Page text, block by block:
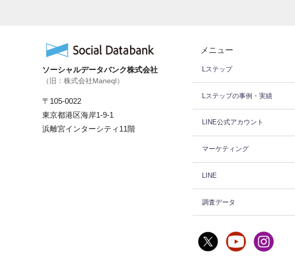
ソーシャルデータバンク株式会社
（旧：株式会社Maneql）
〒105-0022
東京都港区海岸1-9-1
浜離宮インターシティ11階
メニュー
Lステップ
Lステップの事例・実績
LINE公式アカウント
マーケティング
LINE
調査データ